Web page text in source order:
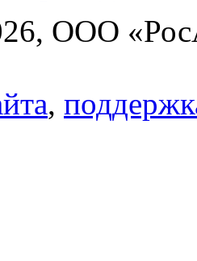
ООО
,